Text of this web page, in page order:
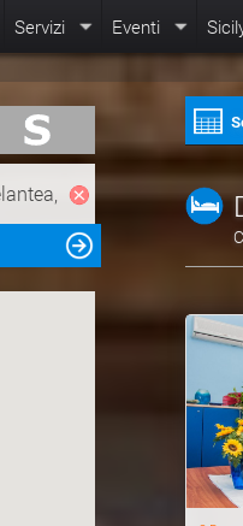
Servizi Eventi
mappa